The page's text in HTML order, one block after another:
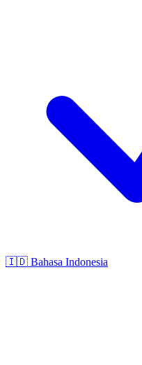
🇮🇩 Bahasa Indonesia